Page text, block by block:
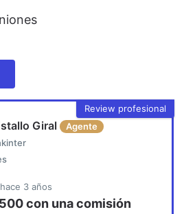
Review profesional
Giral
Agente
hace 3 años
con una comisión